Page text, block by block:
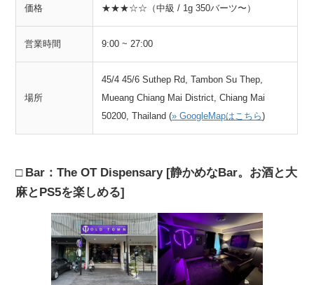
価格 ★★★☆☆（中級 / 1g 350バーツ〜）
営業時間 9:00 ~ 27:00
場所
45/4 45/6 Suthep Rd, Tambon Su Thep,
Mueang Chiang Mai District, Chiang Mai
50200, Thailand (» GoogleMapはこちら)
Bar：The OT Dispensary [静かめなBar。お酒と大
麻とPS5を楽しめる]